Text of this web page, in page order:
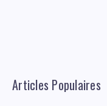
Articles Populaires